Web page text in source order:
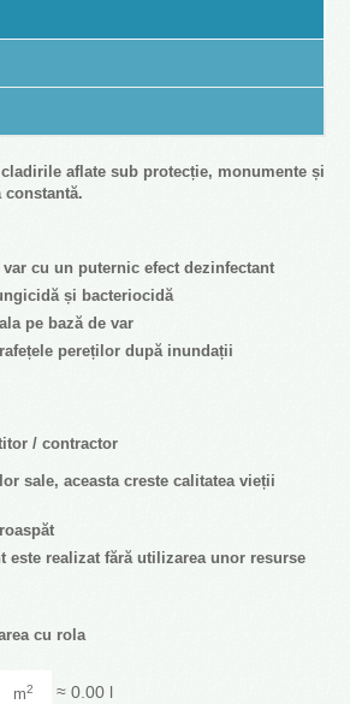
aflate sub protecție, monumente și
constantă.
var cu un puternic efect dezinfectant
și bacteriocidă
pe bază de var
pereților după inundații
/ contractor
sale, aceasta creste calitatea vieții
este realizat fără utilizarea unor resurse
cu rola
m2 ≈ 0.00 l